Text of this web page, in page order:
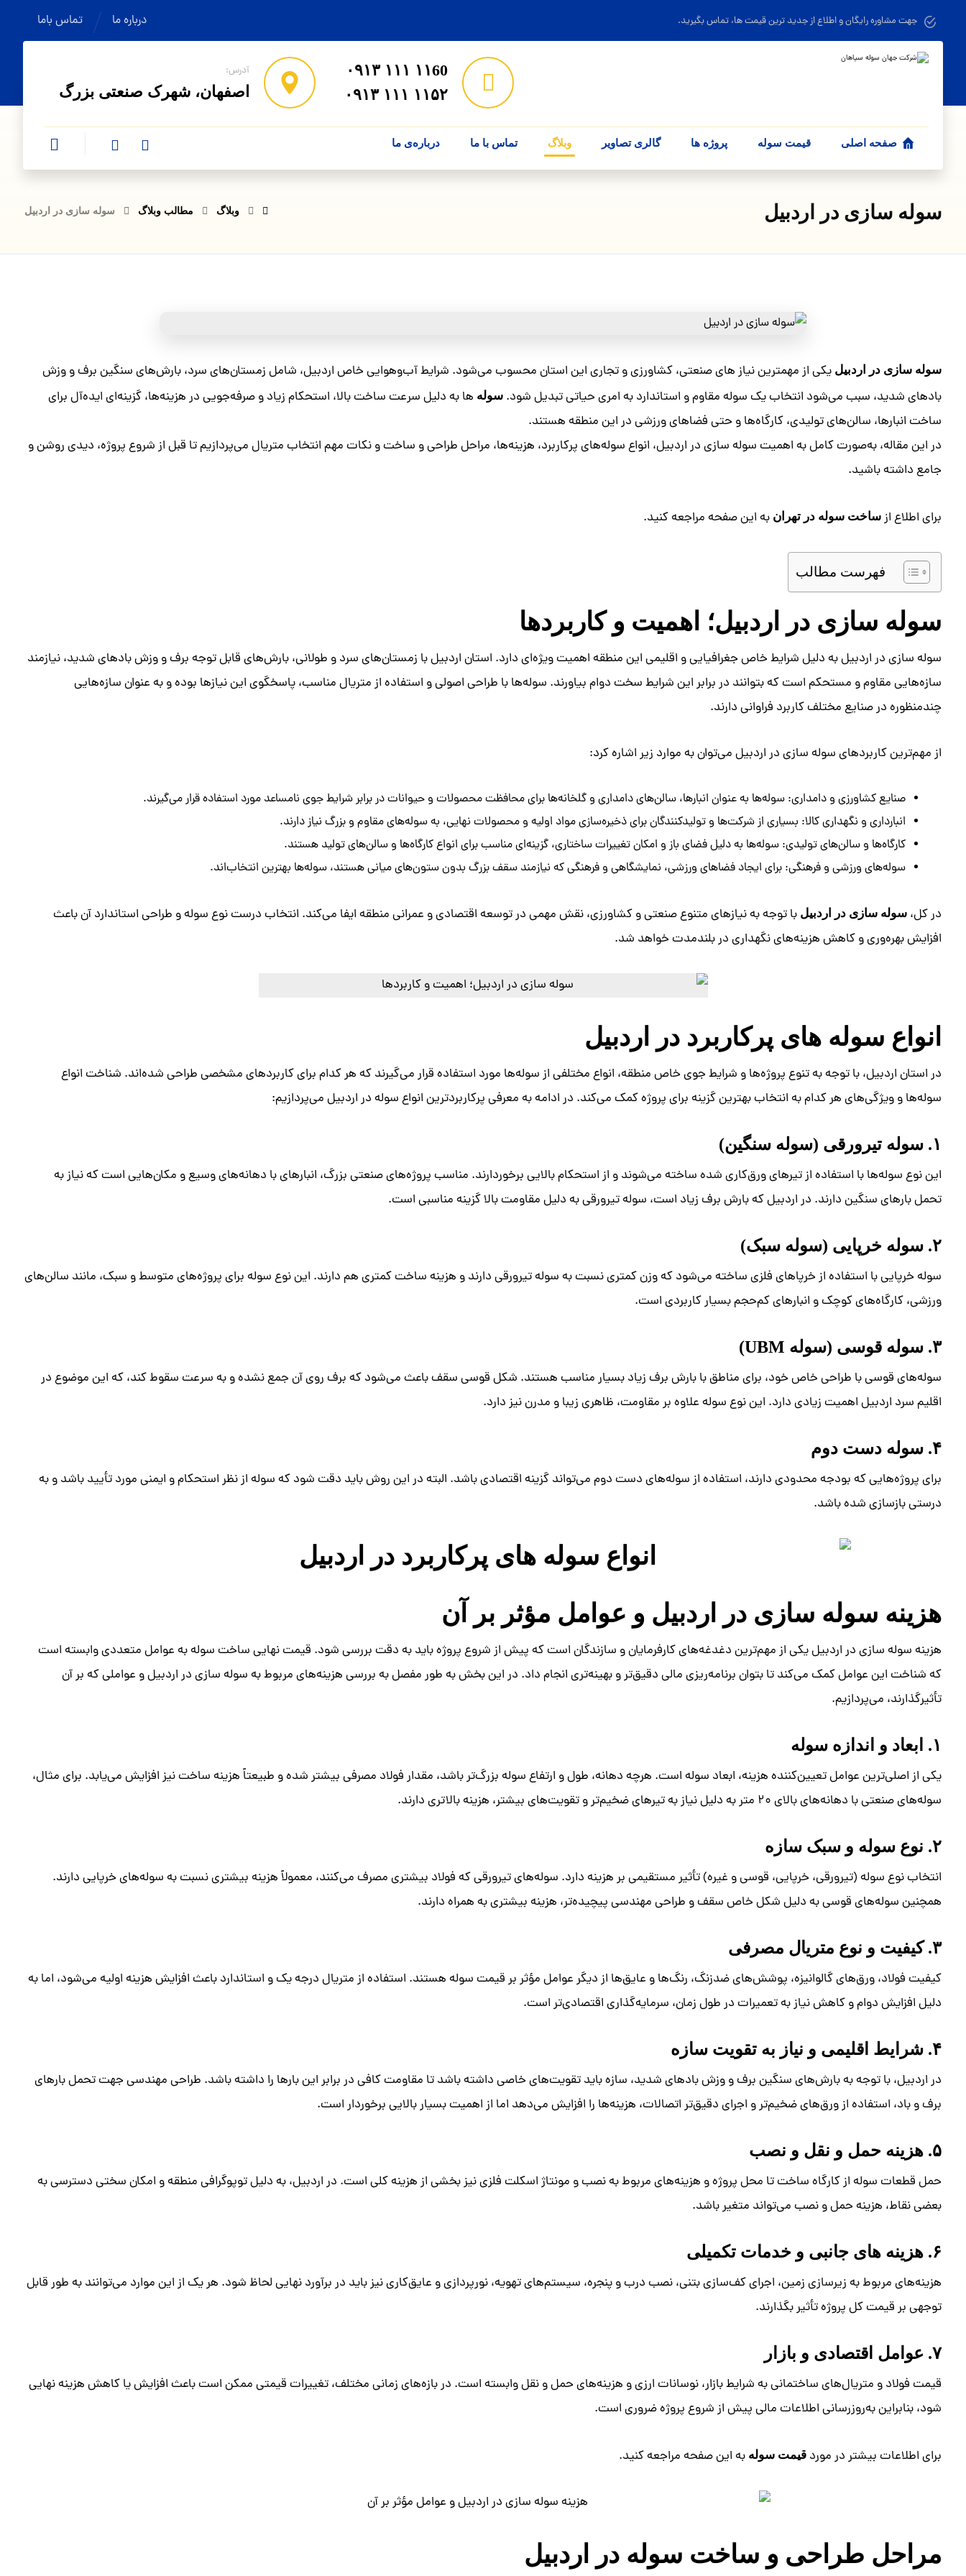
جهت مشاوره رایگان و اطلاع از جدید ترین قیمت ها، تماس بگیرید. تماس باما درباره ما
آدرس:
اصفهان، شهرک صنعتی بزرگ
۱۱60 ۱۱۱ ۰۹۱۳
۱۱۵۲ ۱۱۱ ۰۹۱۳
صفحه اصلی قیمت سوله پروژه ها گالری تصاویر وبلاگ تماس با ما درباره‌ی ما
سوله‌ سازی در اردبیل وبلاگ مطالب وبلاگ سوله‌ سازی در اردبیل
سوله‌ سازی در اردبیل یکی از مهمترین نیاز های صنعتی، کشاورزی و تجاری این استان محسوب می‌شود. شرایط آب‌وهوایی خاص اردبیل، شامل زمستان‌های سرد، بارش‌های سنگین برف و وزش
بادهای شدید، سبب می‌شود انتخاب یک سوله مقاوم و استاندارد به امری حیاتی تبدیل شود. سوله‌ ها به دلیل سرعت ساخت بالا، استحکام زیاد و صرفه‌جویی در هزینه‌ها، گزینه‌ای ایده‌آل برای
ساخت انبارها، سالن‌های تولیدی، کارگاه‌ها و حتی فضاهای ورزشی در این منطقه هستند.
در این مقاله، به‌صورت کامل به اهمیت سوله‌ سازی در اردبیل، انواع سوله‌های پرکاربرد، هزینه‌ها، مراحل طراحی و ساخت و نکات مهم انتخاب متریال می‌پردازیم تا قبل از شروع پروژه، دیدی روشن و
جامع داشته باشید.
برای اطلاع از ساخت سوله در تهران به این صفحه مراجعه کنید.
فهرست مطالب
سوله‌ سازی در اردبیل؛ اهمیت و کاربردها
سوله‌ سازی در اردبیل به دلیل شرایط خاص جغرافیایی و اقلیمی این منطقه اهمیت ویژه‌ای دارد. استان اردبیل با زمستان‌های سرد و طولانی، بارش‌های قابل توجه برف و وزش بادهای شدید، نیازمند
سازه‌هایی مقاوم و مستحکم است که بتوانند در برابر این شرایط سخت دوام بیاورند. سوله‌ها با طراحی اصولی و استفاده از متریال مناسب، پاسخگوی این نیازها بوده و به عنوان سازه‌هایی
چندمنظوره در صنایع مختلف کاربرد فراوانی دارند.
از مهم‌ترین کاربردهای سوله‌ سازی در اردبیل می‌توان به موارد زیر اشاره کرد:
صنایع کشاورزی و دامداری: سوله‌ها به عنوان انبارها، سالن‌های دامداری و گلخانه‌ها برای محافظت محصولات و حیوانات در برابر شرایط جوی نامساعد مورد استفاده قرار می‌گیرند.
انبارداری و نگهداری کالا: بسیاری از شرکت‌ها و تولیدکنندگان برای ذخیره‌سازی مواد اولیه و محصولات نهایی، به سوله‌های مقاوم و بزرگ نیاز دارند.
کارگاه‌ها و سالن‌های تولیدی: سوله‌ها به دلیل فضای باز و امکان تغییرات ساختاری، گزینه‌ای مناسب برای انواع کارگاه‌ها و سالن‌های تولید هستند.
سوله‌های ورزشی و فرهنگی: برای ایجاد فضاهای ورزشی، نمایشگاهی و فرهنگی که نیازمند سقف بزرگ بدون ستون‌های میانی هستند، سوله‌ها بهترین انتخاب‌اند.
در کل، سوله‌ سازی در اردبیل با توجه به نیازهای متنوع صنعتی و کشاورزی، نقش مهمی در توسعه اقتصادی و عمرانی منطقه ایفا می‌کند. انتخاب درست نوع سوله و طراحی استاندارد آن باعث
افزایش بهره‌وری و کاهش هزینه‌های نگهداری در بلندمدت خواهد شد.
انواع سوله‌ های پرکاربرد در اردبیل
در استان اردبیل، با توجه به تنوع پروژه‌ها و شرایط جوی خاص منطقه، انواع مختلفی از سوله‌ها مورد استفاده قرار می‌گیرند که هر کدام برای کاربردهای مشخصی طراحی شده‌اند. شناخت انواع
سوله‌ها و ویژگی‌های هر کدام به انتخاب بهترین گزینه برای پروژه کمک می‌کند. در ادامه به معرفی پرکاربردترین انواع سوله در اردبیل می‌پردازیم:
۱. سوله تیرورقی (سوله سنگین)
این نوع سوله‌ها با استفاده از تیرهای ورق‌کاری شده ساخته می‌شوند و از استحکام بالایی برخوردارند. مناسب پروژه‌های صنعتی بزرگ، انبارهای با دهانه‌های وسیع و مکان‌هایی است که نیاز به
تحمل بارهای سنگین دارند. در اردبیل که بارش برف زیاد است، سوله تیرورقی به دلیل مقاومت بالا گزینه مناسبی است.
۲. سوله خرپایی (سوله سبک)
سوله خرپایی با استفاده از خرپاهای فلزی ساخته می‌شود که وزن کمتری نسبت به سوله تیرورقی دارند و هزینه ساخت کمتری هم دارند. این نوع سوله برای پروژه‌های متوسط و سبک، مانند سالن‌های
ورزشی، کارگاه‌های کوچک و انبارهای کم‌حجم بسیار کاربردی است.
۳. سوله قوسی (سوله UBM)
سوله‌های قوسی با طراحی خاص خود، برای مناطق با بارش برف زیاد بسیار مناسب هستند. شکل قوسی سقف باعث می‌شود که برف روی آن جمع نشده و به سرعت سقوط کند، که این موضوع در
اقلیم سرد اردبیل اهمیت زیادی دارد. این نوع سوله علاوه بر مقاومت، ظاهری زیبا و مدرن نیز دارد.
۴. سوله دست دوم
برای پروژه‌هایی که بودجه محدودی دارند، استفاده از سوله‌های دست دوم می‌تواند گزینه اقتصادی باشد. البته در این روش باید دقت شود که سوله از نظر استحکام و ایمنی مورد تأیید باشد و به
درستی بازسازی شده باشد.
هزینه سوله ‌سازی در اردبیل و عوامل مؤثر بر آن
هزینه سوله‌ سازی در اردبیل یکی از مهم‌ترین دغدغه‌های کارفرمایان و سازندگان است که پیش از شروع پروژه باید به دقت بررسی شود. قیمت نهایی ساخت سوله به عوامل متعددی وابسته است
که شناخت این عوامل کمک می‌کند تا بتوان برنامه‌ریزی مالی دقیق‌تر و بهینه‌تری انجام داد. در این بخش به طور مفصل به بررسی هزینه‌های مربوط به سوله‌ سازی در اردبیل و عواملی که بر آن
تأثیرگذارند، می‌پردازیم.
۱. ابعاد و اندازه سوله
یکی از اصلی‌ترین عوامل تعیین‌کننده هزینه، ابعاد سوله است. هرچه دهانه، طول و ارتفاع سوله بزرگ‌تر باشد، مقدار فولاد مصرفی بیشتر شده و طبیعتاً هزینه ساخت نیز افزایش می‌یابد. برای مثال،
سوله‌های صنعتی با دهانه‌های بالای ۲۰ متر به دلیل نیاز به تیرهای ضخیم‌تر و تقویت‌های بیشتر، هزینه بالاتری دارند.
۲. نوع سوله و سبک سازه
انتخاب نوع سوله (تیرورقی، خرپایی، قوسی و غیره) تأثیر مستقیمی بر هزینه دارد. سوله‌های تیرورقی که فولاد بیشتری مصرف می‌کنند، معمولاً هزینه بیشتری نسبت به سوله‌های خرپایی دارند.
همچنین سوله‌های قوسی به دلیل شکل خاص سقف و طراحی مهندسی پیچیده‌تر، هزینه بیشتری به همراه دارند.
۳. کیفیت و نوع متریال مصرفی
کیفیت فولاد، ورق‌های گالوانیزه، پوشش‌های ضدزنگ، رنگ‌ها و عایق‌ها از دیگر عوامل مؤثر بر قیمت سوله هستند. استفاده از متریال درجه یک و استاندارد باعث افزایش هزینه اولیه می‌شود، اما به
دلیل افزایش دوام و کاهش نیاز به تعمیرات در طول زمان، سرمایه‌گذاری اقتصادی‌تر است.
۴. شرایط اقلیمی و نیاز به تقویت سازه
در اردبیل، با توجه به بارش‌های سنگین برف و وزش بادهای شدید، سازه باید تقویت‌های خاصی داشته باشد تا مقاومت کافی در برابر این بارها را داشته باشد. طراحی مهندسی جهت تحمل بارهای
برف و باد، استفاده از ورق‌های ضخیم‌تر و اجرای دقیق‌تر اتصالات، هزینه‌ها را افزایش می‌دهد اما از اهمیت بسیار بالایی برخوردار است.
۵. هزینه حمل و نقل و نصب
حمل قطعات سوله از کارگاه ساخت تا محل پروژه و هزینه‌های مربوط به نصب و مونتاژ اسکلت فلزی نیز بخشی از هزینه کلی است. در اردبیل، به دلیل توپوگرافی منطقه و امکان سختی دسترسی به
بعضی نقاط، هزینه حمل و نصب می‌تواند متغیر باشد.
۶. هزینه ‌های جانبی و خدمات تکمیلی
هزینه‌های مربوط به زیرسازی زمین، اجرای کف‌سازی بتنی، نصب درب و پنجره، سیستم‌های تهویه، نورپردازی و عایق‌کاری نیز باید در برآورد نهایی لحاظ شود. هر یک از این موارد می‌توانند به طور قابل
توجهی بر قیمت کل پروژه تأثیر بگذارند.
۷. عوامل اقتصادی و بازار
قیمت فولاد و متریال‌های ساختمانی به شرایط بازار، نوسانات ارزی و هزینه‌های حمل و نقل وابسته است. در بازه‌های زمانی مختلف، تغییرات قیمتی ممکن است باعث افزایش یا کاهش هزینه نهایی
شود، بنابراین به‌روزرسانی اطلاعات مالی پیش از شروع پروژه ضروری است.
برای اطلاعات بیشتر در مورد قیمت سوله به این صفحه مراجعه کنید.
مراحل طراحی و ساخت سوله در اردبیل